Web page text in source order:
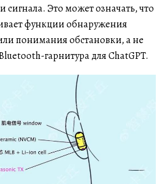
сигнала. Это может означать, что
функции обнаружения
понимания обстановки, а не
гарнитура для ChatGPT.